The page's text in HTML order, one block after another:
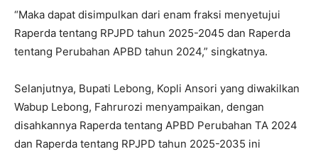
“Maka dapat disimpulkan dari enam fraksi menyetujui
Raperda tentang RPJPD tahun 2025-2045 dan Raperda
tentang Perubahan APBD tahun 2024,” singkatnya.
Selanjutnya, Bupati Lebong, Kopli Ansori yang diwakilkan
Wabup Lebong, Fahrurozi menyampaikan, dengan
disahkannya Raperda tentang APBD Perubahan TA 2024
dan Raperda tentang RPJPD tahun 2025-2035 ini